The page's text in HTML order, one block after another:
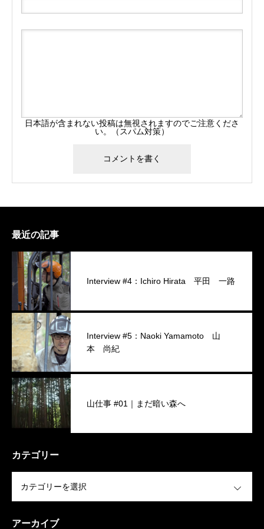
日本語が含まれない投稿は無視されますのでご注意くださ
い。（スパム対策）
最近の記事
Interview #4：Ichiro Hirata 平田 一路
Interview #5：Naoki Yamamoto 山
本 尚紀
山仕事 #01｜まだ暗い森へ
カテゴリー
アーカイブ